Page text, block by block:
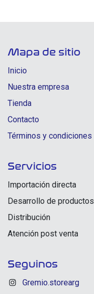
Mapa de sitio
Inicio
Nuestra empresa
Tienda
Contacto
Términos y condiciones
Servicios
Importación directa
Desarrollo de productos
Distribución
Atención post venta
Seguinos
Gremio.storearg